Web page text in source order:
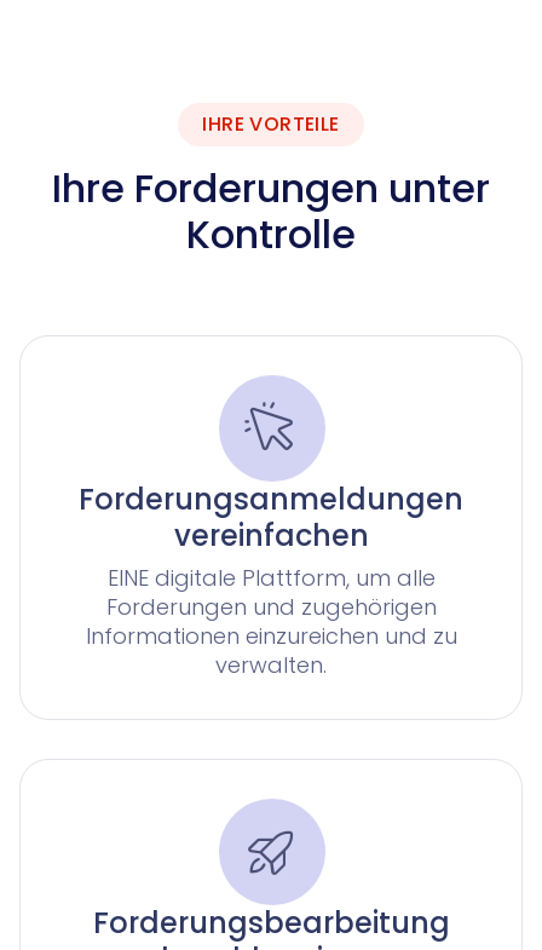
IHRE VORTEILE
Ihre Forderungen unter
Kontrolle
Forderungsanmeldungen
vereinfachen
EINE digitale Plattform, um alle
Forderungen und zugehörigen
Informationen einzureichen und zu
verwalten.
Forderungsbearbeitung